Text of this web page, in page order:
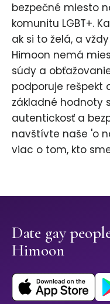
bezpečné miesto
komunitu LGBT+.
ak si to želá, a
Himoon nemá
súdy a
podporuje rešpekt
základné hodnoty
autentickosť a
navštívte naše 'o
viac o tom, kto
Date gay
Himoon